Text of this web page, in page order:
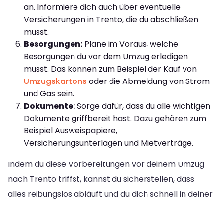
an. Informiere dich auch über eventuelle
Versicherungen in Trento, die du abschließen
musst.
Besorgungen: Plane im Voraus, welche
Besorgungen du vor dem Umzug erledigen
musst. Das können zum Beispiel der Kauf von
Umzugskartons oder die Abmeldung von Strom
und Gas sein.
Dokumente:Sorge dafür, dass du alle wichtigen
Dokumente griffbereit hast. Dazu gehören zum
Beispiel Ausweispapiere,
Versicherungsunterlagen und Mietverträge.
Indem du diese Vorbereitungen vor deinem Umzug
nach Trento triffst, kannst du sicherstellen, dass
alles reibungslos abläuft und du dich schnell in deiner